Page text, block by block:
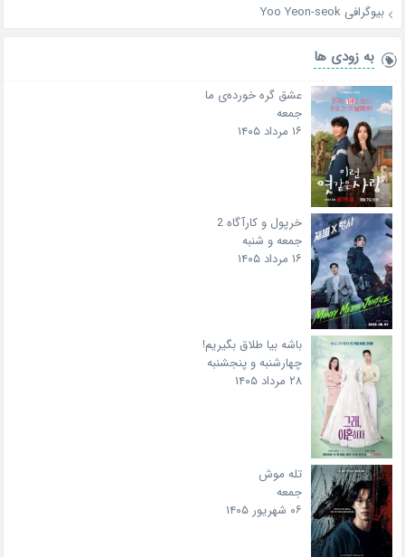
بیوگرافی Yoo Yeon-seok
به زودی ها
عشق گره خورده‌ی ما
جمعه
۱۶ مرداد ۱۴۰۵
خرپول و کارآگاه 2
جمعه و شنبه
۱۶ مرداد ۱۴۰۵
باشه بیا طلاق بگیریم!
چهارشنبه و پنجشنبه
۲۸ مرداد ۱۴۰۵
تله موش
جمعه
۰۶ شهریور ۱۴۰۵